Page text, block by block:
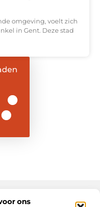
ons
omgeving, voelt zich
in Gent. Deze stad